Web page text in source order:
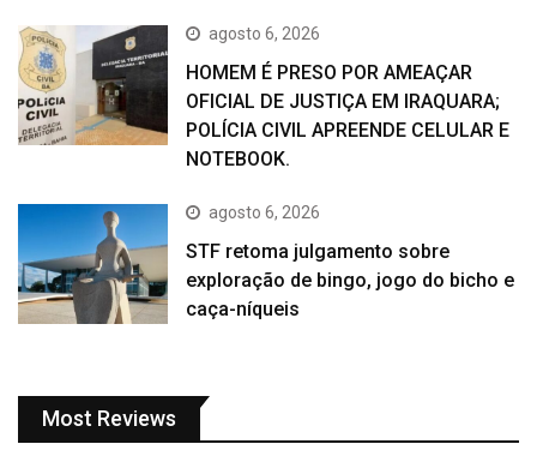
agosto 6, 2026
HOMEM É PRESO POR AMEAÇAR
OFICIAL DE JUSTIÇA EM IRAQUARA;
POLÍCIA CIVIL APREENDE CELULAR E
NOTEBOOK.
agosto 6, 2026
STF retoma julgamento sobre
exploração de bingo, jogo do bicho e
caça-níqueis
Most Reviews